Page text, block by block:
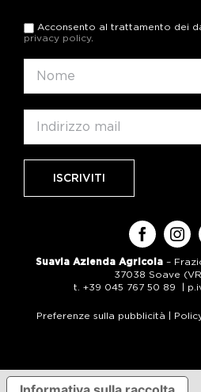
Acconsento al trattamento dei
privacy policy.
Suavia Azienda Agricola –
37038 Soave
t. +39 045 767 50 89 |
Preferenze sulla pubblicità |